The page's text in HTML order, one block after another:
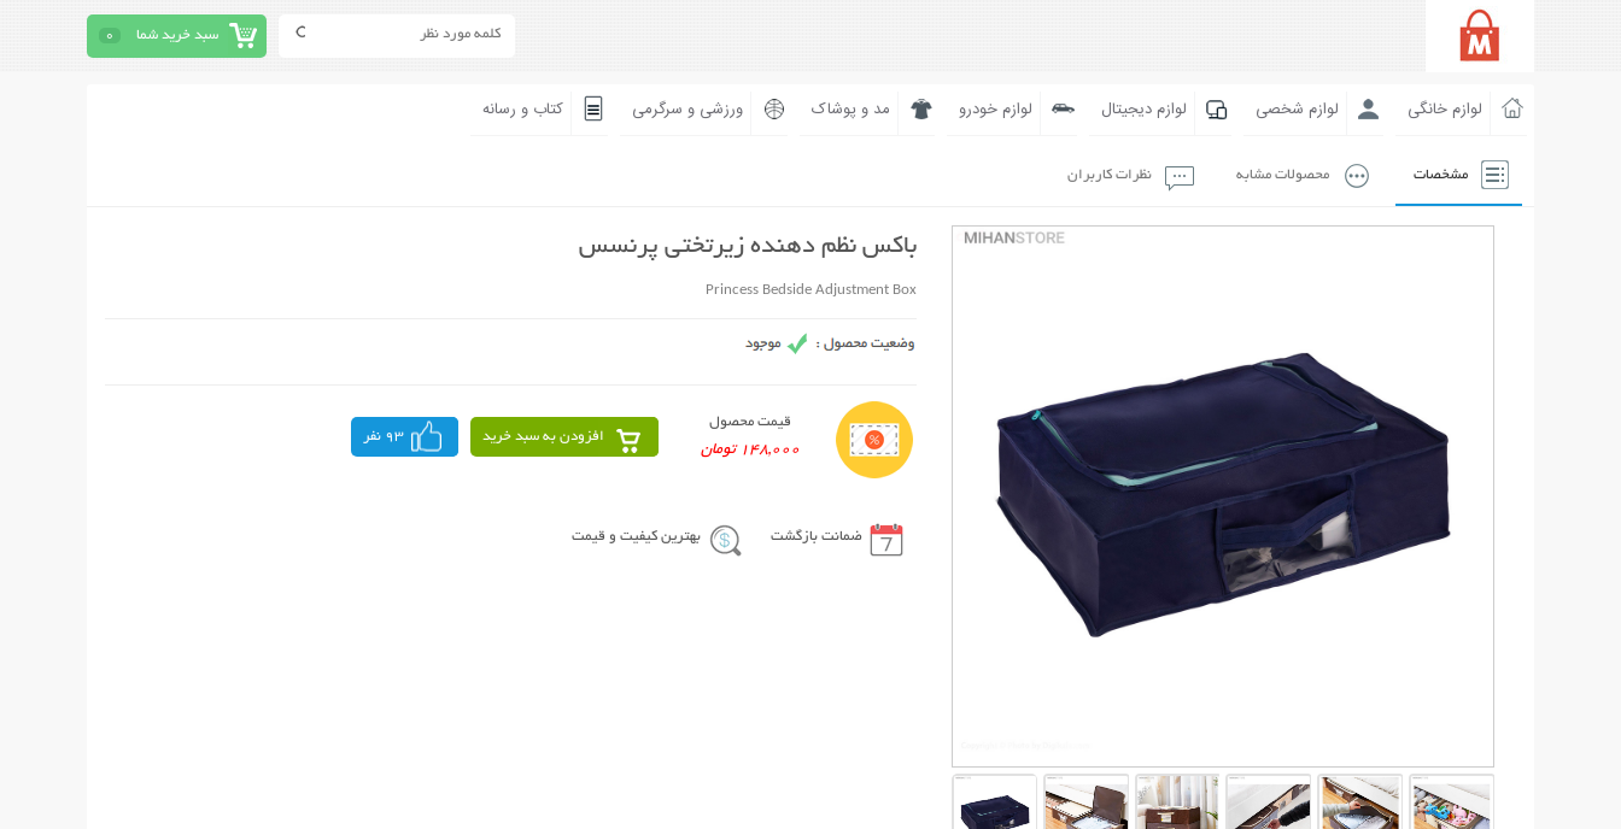
سبد خرید شما 0
لوازم خانگی لوازم شخصی لوازم دیجیتال لوازم خودرو مد و پوشاک ورزشی و سرگرمی کتاب و رسانه
مشخصات محصولات مشابه نظرات کاربران
باکس نظم دهنده زیرتختی پرنسس
Princess Bedside Adjustment Box
قیمت محصول
148,000 تومان
افزودن به سبد خرید 93 نفر
ضمانت بازگشت بهترین کیفیت و قیمت